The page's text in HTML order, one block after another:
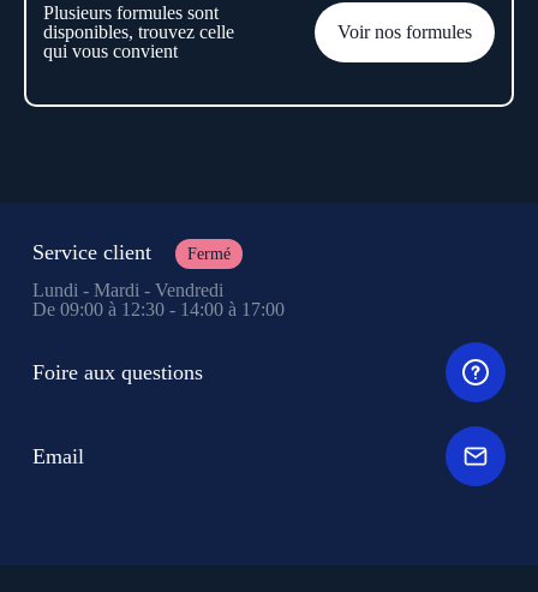
Plusieurs formules sont
disponibles, trouvez celle
qui vous convient
Voir nos formules
Service client Fermé
Lundi - Mardi - Vendredi
De 09:00 à 12:30 - 14:00 à 17:00
Foire aux questions
Email